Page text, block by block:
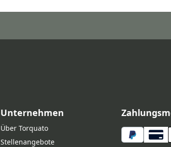
Unternehmen
Über Torquato
Stellenangebote